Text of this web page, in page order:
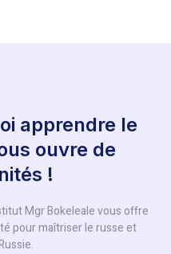
apprendre le
ouvre de
!
Mgr Bokeleale vous offre
pour maîtriser le russe et